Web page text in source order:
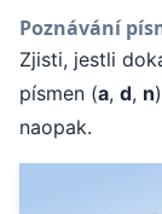
Poznávání
Zjisti, jestli
písmen (a, d, n
naopak.